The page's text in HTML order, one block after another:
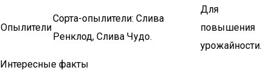
Опылители
Сорта-опылители: Слива
Ренклод, Слива Чудо.
Для
повышения
урожайности.
Интересные факты